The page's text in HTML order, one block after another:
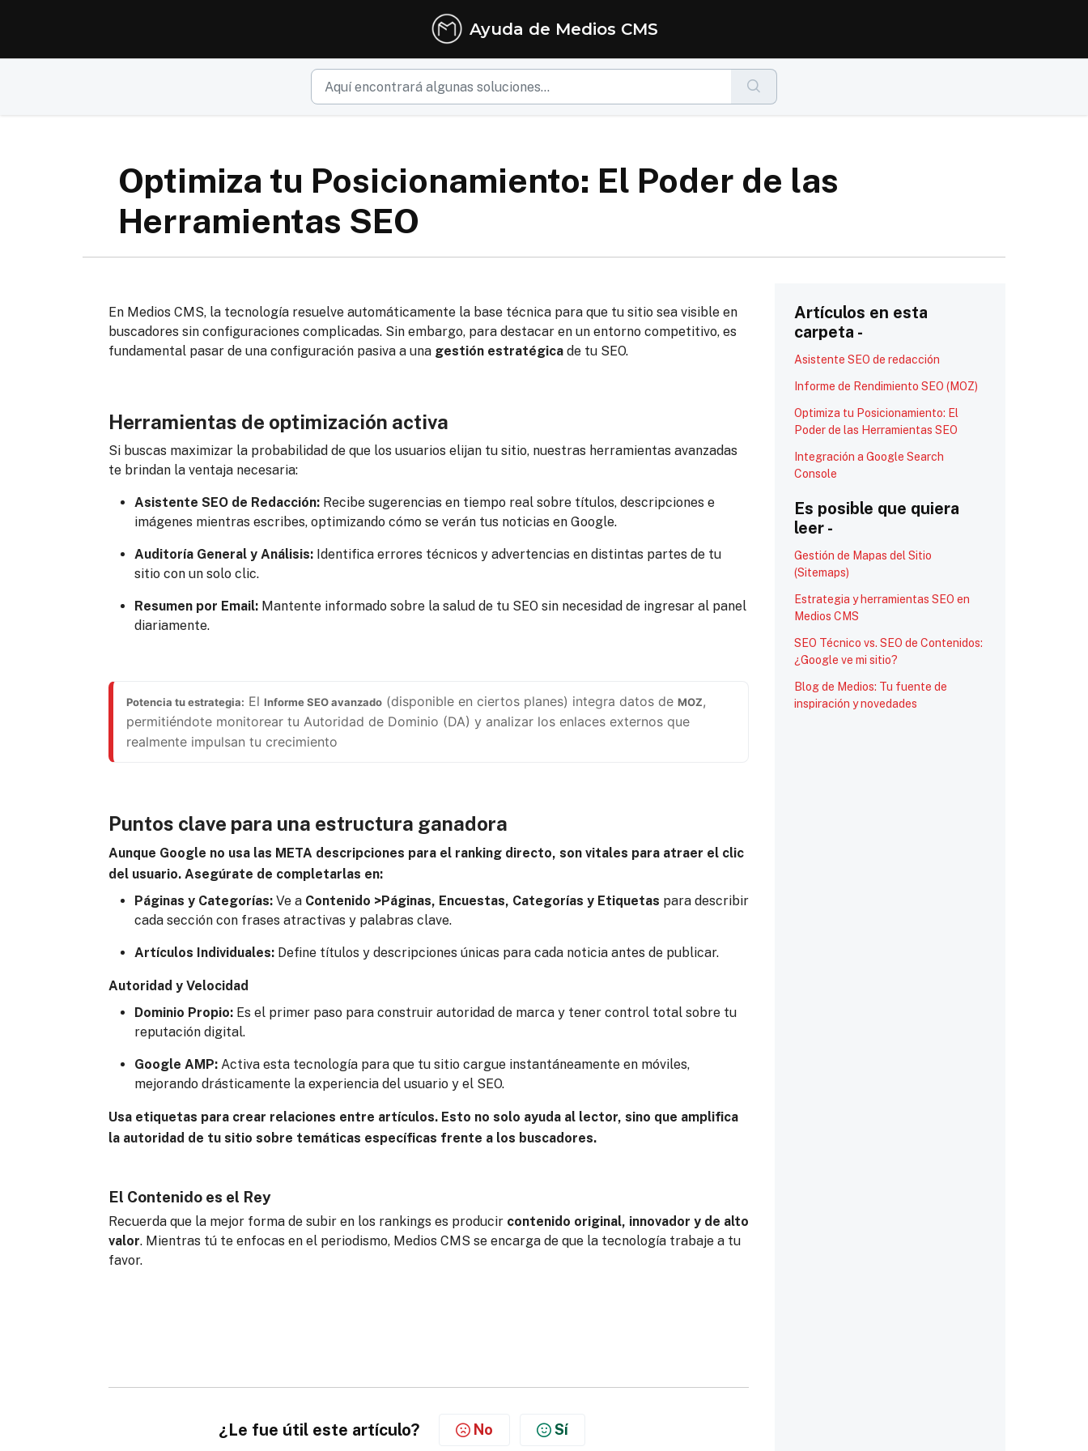
Ayuda de Medios CMS
Optimiza tu Posicionamiento: El Poder de las
Herramientas SEO
En Medios CMS, la tecnología resuelve automáticamente la base técnica para que tu sitio sea visible en
buscadores sin configuraciones complicadas. Sin embargo, para destacar en un entorno competitivo, es
fundamental pasar de una configuración pasiva a una gestión estratégica de tu SEO.
Herramientas de optimización activa
Si buscas maximizar la probabilidad de que los usuarios elijan tu sitio, nuestras herramientas avanzadas
te brindan la ventaja necesaria:
Asistente SEO de Redacción: Recibe sugerencias en tiempo real sobre títulos, descripciones e
imágenes mientras escribes, optimizando cómo se verán tus noticias en Google.
Auditoría General y Análisis: Identifica errores técnicos y advertencias en distintas partes de tu
sitio con un solo clic.
Resumen por Email: Mantente informado sobre la salud de tu SEO sin necesidad de ingresar al panel
diariamente.
Potencia tu estrategia: El Informe SEO avanzado (disponible en ciertos planes) integra datos de MOZ,
permitiéndote monitorear tu Autoridad de Dominio (DA) y analizar los enlaces externos que
realmente impulsan tu crecimiento
Puntos clave para una estructura ganadora
Aunque Google no usa las META descripciones para el ranking directo, son vitales para atraer el clic
del usuario. Asegúrate de completarlas en:
Páginas y Categorías: Ve a Contenido >Páginas, Encuestas, Categorías y Etiquetas para describir
cada sección con frases atractivas y palabras clave.
Artículos Individuales: Define títulos y descripciones únicas para cada noticia antes de publicar.
Autoridad y Velocidad
Dominio Propio: Es el primer paso para construir autoridad de marca y tener control total sobre tu
reputación digital.
Google AMP: Activa esta tecnología para que tu sitio cargue instantáneamente en móviles,
mejorando drásticamente la experiencia del usuario y el SEO.
Usa etiquetas para crear relaciones entre artículos. Esto no solo ayuda al lector, sino que amplifica
la autoridad de tu sitio sobre temáticas específicas frente a los buscadores.
El Contenido es el Rey
Recuerda que la mejor forma de subir en los rankings es producir contenido original, innovador y de alto
valor. Mientras tú te enfocas en el periodismo, Medios CMS se encarga de que la tecnología trabaje a tu
favor.
¿Le fue útil este artículo? No Sí
Artículos en esta
carpeta -
Asistente SEO de redacción
Informe de Rendimiento SEO (MOZ)
Optimiza tu Posicionamiento: El
Poder de las Herramientas SEO
Integración a Google Search
Console
Es posible que quiera
leer -
Gestión de Mapas del Sitio
(Sitemaps)
Estrategia y herramientas SEO en
Medios CMS
SEO Técnico vs. SEO de Contenidos:
¿Google ve mi sitio?
Blog de Medios: Tu fuente de
inspiración y novedades